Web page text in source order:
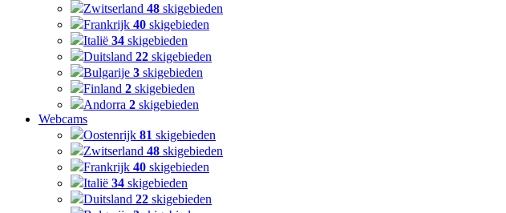
Zwitserland 48 skigebieden
Frankrijk 40 skigebieden
Italië 34 skigebieden
Duitsland 22 skigebieden
Bulgarije 3 skigebieden
Finland 2 skigebieden
Andorra 2 skigebieden
Webcams
Oostenrijk 81 skigebieden
Zwitserland 48 skigebieden
Frankrijk 40 skigebieden
Italië 34 skigebieden
Duitsland 22 skigebieden